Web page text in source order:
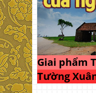
Giai phẩm
Tường